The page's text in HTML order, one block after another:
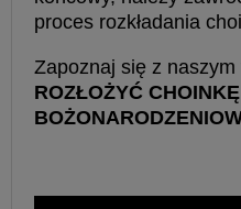
proces rozkładania
Zapoznaj się z naszym
ROZŁOŻYĆ CHOINKĘ